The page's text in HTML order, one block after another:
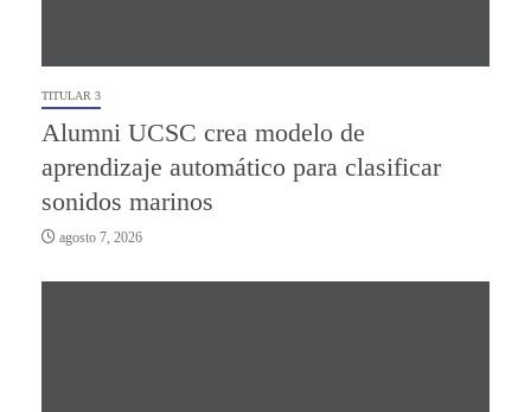
TITULAR 3
Alumni UCSC crea modelo de
aprendizaje automático para clasificar
sonidos marinos
agosto 7, 2026